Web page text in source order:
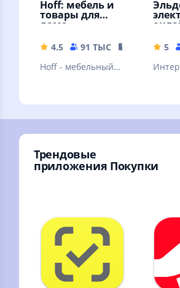
Hoff: мебель и
товары для
дома
4.5 91 ТЫС
167.42 MB
Hoff - мебельный
товары для дома.
5
с
Трендовые
приложения Покупки